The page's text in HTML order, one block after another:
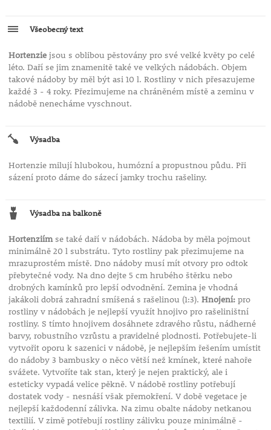
Všeobecný text
Hortenziejsou s oblibou pěstovány pro své velké květy po celé
léto. Daří se jim znamenitě také ve velkých nádobách. Objem
takové nádoby by měl být asi 10 l. Rostliny v nich přesazujeme
každé 3 - 4 roky. Přezimujeme na chráněném místě a zeminu v
nádobě nenecháme vyschnout.
Výsadba
Hortenzie milují hlubokou, humózní a propustnou půdu. Při
sázení proto dáme do sázecí jamky trochu rašeliny.
Výsadba na balkoně
Hortenziímse také daří v nádobách. Nádoba by měla pojmout
minimálně 20 l substrátu. Tyto rostliny pak přezimujeme na
mrazuprostém místě. Dno nádoby musí mít otvory pro odtok
přebytečné vody. Na dno dejte 5 cm hrubého štěrku nebo
drobných kamínků pro lepší odvodnění. Zemina je vhodná
jakákoli dobrá zahradní smíšená s rašelinou (1:3). Hnojení:pro
rostliny v nádobách je nejlepší využít hnojivo pro rašeliništní
rostliny. S tímto hnojivem dosáhnete zdravého růstu, nádherné
barvy, robustního vzrůstu a pravidelné plodnosti. Potřebujete-li
vytvořit oporu k sazenici v nádobě, je nejlepším řešením umístit
do nádoby 3 bambusky o něco větší než kmínek, které nahoře
svážete. Vytvoříte tak stan, který je nejen praktický, ale i
esteticky vypadá velice pěkně. V nádobě rostliny potřebují
dostatek vody - nesnáší však přemokření. V době vegetace je
nejlepší každodenní zálivka. Na zimu obalte nádoby netkanou
textilií. V zimě potřebují rostliny zálivku pouze minimálně -